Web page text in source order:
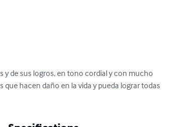
y de sus logros, en tono cordial y con mucho
hacen daño en la vida y pueda lograr todas